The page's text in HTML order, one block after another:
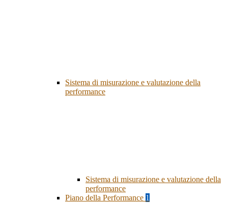
Sistema di misurazione e valutazione della
performance
Sistema di misurazione e valutazione della
performance
Piano della Performance 1